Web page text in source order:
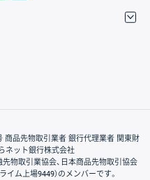
商品先物取引業者 銀行代理業者 関東財
ネット銀行株式会社
物取引業協会、日本商品先物取引協会
ム上場9449）のメンバーです。